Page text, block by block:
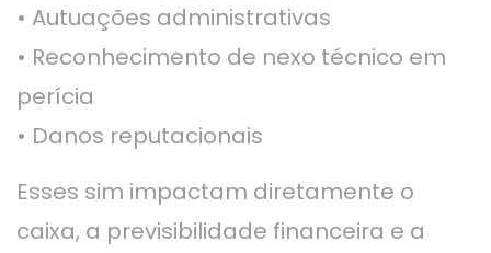
• Autuações administrativas
• Reconhecimento de nexo técnico em
perícia
• Danos reputacionais
Esses sim impactam diretamente o
caixa, a previsibilidade financeira e a